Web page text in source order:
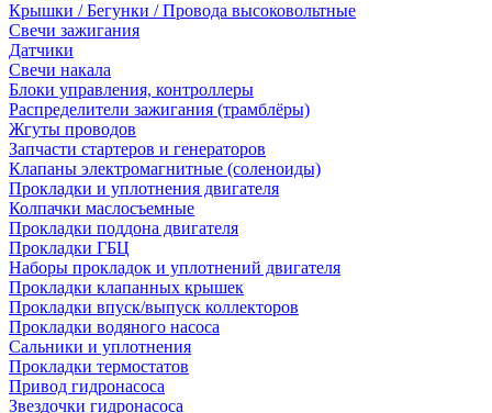
Крышки / Бегунки / Провода высоковольтные
Свечи зажигания
Датчики
Свечи накала
Блоки управления, контроллеры
Распределители зажигания (трамблёры)
Жгуты проводов
Запчасти стартеров и генераторов
Клапаны электромагнитные (соленоиды)
Прокладки и уплотнения двигателя
Колпачки маслосъемные
Прокладки поддона двигателя
Прокладки ГБЦ
Наборы прокладок и уплотнений двигателя
Прокладки клапанных крышек
Прокладки впуск/выпуск коллекторов
Прокладки водяного насоса
Сальники и уплотнения
Прокладки термостатов
Привод гидронасоса
Звездочки гидронасоса